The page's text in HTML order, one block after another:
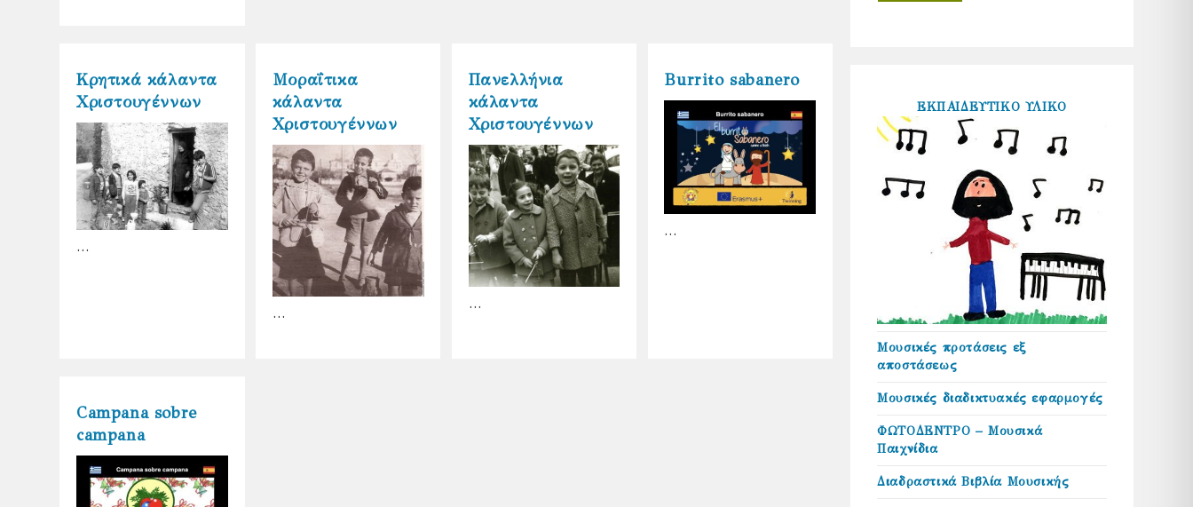
Κρητικά κάλαντα
Χριστουγέννων
…
Μοραΐτικα
κάλαντα
Χριστουγέννων
…
Πανελλήνια
κάλαντα
Χριστουγέννων
…
Burrito sabanero
…
Campana sobre
campana
ΕΚΠΑΙΔΕΥΤΙΚΟ ΥΛΙΚΟ
Μουσικές προτάσεις εξ
αποστάσεως
Μουσικές διαδικτυακές εφαρμογές
ΦΩΤΟΔΕΝΤΡΟ – Μουσικά
Παιχνίδια
Διαδραστικά Βιβλία Μουσικής